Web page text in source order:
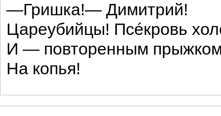
—Гришка!— Димитрий!
Цареубийцы! Псéкровь
И — повторенным
На копья!